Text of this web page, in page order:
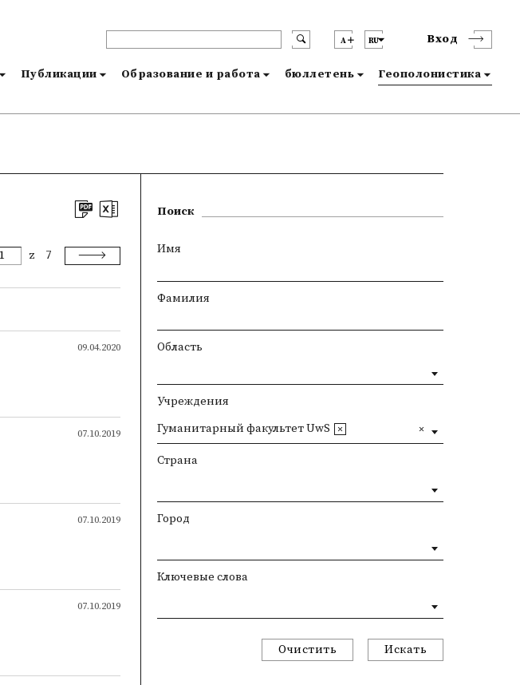
A RU Вход
Публикации Образование и работа бюллетень Геополонистика
z 7
09.04.2020
07.10.2019
07.10.2019
07.10.2019
Поиск
Имя
Фамилия
Область
Учреждения
Гуманитарный факультет UwS
Страна
Город
Ключевые слова
Очистить Искать